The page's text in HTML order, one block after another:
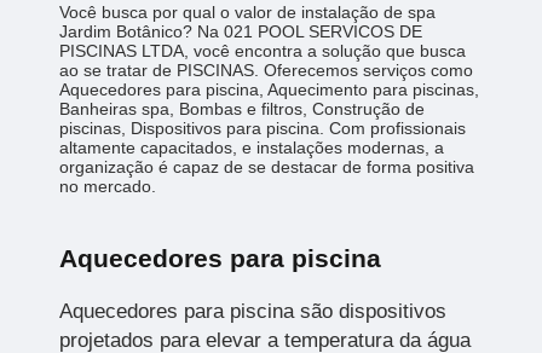
Você busca por qual o valor de instalação de spa
Jardim Botânico? Na 021 POOL SERVICOS DE
PISCINAS LTDA, você encontra a solução que busca
ao se tratar de PISCINAS. Oferecemos serviços como
Aquecedores para piscina, Aquecimento para piscinas,
Banheiras spa, Bombas e filtros, Construção de
piscinas, Dispositivos para piscina. Com profissionais
altamente capacitados, e instalações modernas, a
organização é capaz de se destacar de forma positiva
no mercado.
Aquecedores para piscina
Aquecedores para piscina são dispositivos
projetados para elevar a temperatura da água